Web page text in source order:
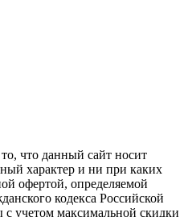
что данный сайт носит
характер и ни при каких
офертой, определяемой
кодекса Российской
учетом максимальной скидки